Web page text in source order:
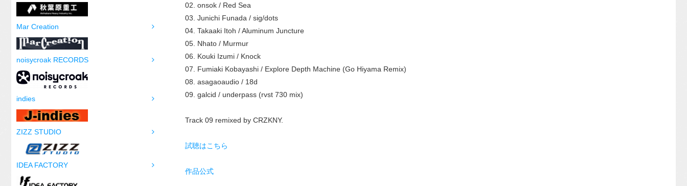
Mar Creation
noisycroak RECORDS
indies
ZIZZ STUDIO
IDEA FACTORY
02. onsok / Red Sea
03. Junichi Funada / sig/dots
04. Takaaki Itoh / Aluminum Juncture
05. Nhato / Murmur
06. Kouki Izumi / Knock
07. Fumiaki Kobayashi / Explore Depth Machine (Go Hiyama Remix)
08. asagaoaudio / 18d
09. galcid / underpass (rvst 730 mix)
Track 09 remixed by CRZKNY.
試聴はこちら
作品公式